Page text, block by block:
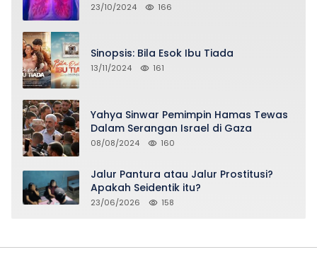
23/10/2024 166
Sinopsis: Bila Esok Ibu Tiada
13/11/2024 161
Yahya Sinwar Pemimpin Hamas Tewas
Dalam Serangan Israel di Gaza
08/08/2024 160
Jalur Pantura atau Jalur Prostitusi?
Apakah Seidentik itu?
23/06/2026 158